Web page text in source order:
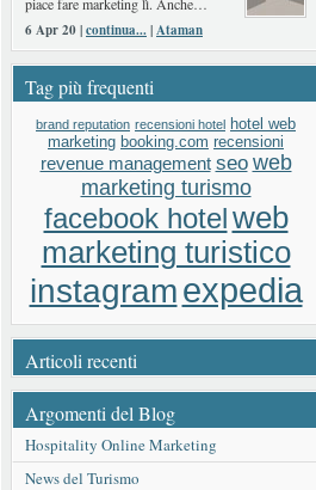
6 Apr 20 |continua...|Ataman
Tag più frequenti
brand reputation recensioni hotel hotel web
marketing booking.com recensioni
revenue management seo web
marketing turismo
facebook hotelweb
marketing turistico
instagramexpedia
Articoli recenti
Argomenti del Blog
Hospitality Online Marketing
News del Turismo